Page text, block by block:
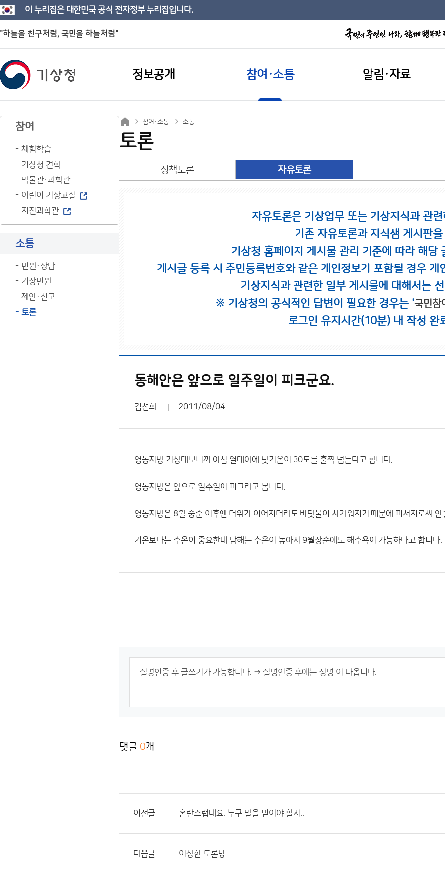
이 누리집은 대한민국 공식 전자정부 누리집입니다.
"하늘을 친구처럼, 국민을 하늘처럼"
정보공개 참여·소통 알림·자료
참여
체험학습
기상청 견학
박물관·과학관
어린이 기상교실
지진과학관
소통
민원·상담
기상민원
제안·신고
토론
참여·소통 소통
토론
정책토론 자유토론
자유토론은 기상업무 또는 기상지식과 관
기존 자유토론과 지식샘 게시판
기상청 홈페이지 게시물 관리 기준에 따라 해당
게시글 등록 시 주민등록번호와 같은 개인정보가 포함될 경우
기상지식과 관련한 일부 게시물에 대해서는
※ 기상청의 공식적인 답변이 필요한 경우는 '국민참
로그인 유지시간(10분) 내 작성 완
동해안은 앞으로 일주일이 피크군요.
김선희 2011/08/04
영동지방 기상대보니까 아침 열대야에 낮기온이 30도를 훌쩍 넘는다고 합니다.
영동지방은 앞으로 일주일이 피크라고 봅니다.
영동지방은 8월 중순 이후엔 더위가 이어지더라도 바닷물이 차가워지기 때문에 피서지로써 안
기온보다는 수온이 중요한데 남해는 수온이 높아서 9월상순에도 해수욕이 가능하다고 합니다.
댓글 0개
이전글 혼란스럽네요. 누구 말을 믿어야 할지..
다음글 이상한 토론방